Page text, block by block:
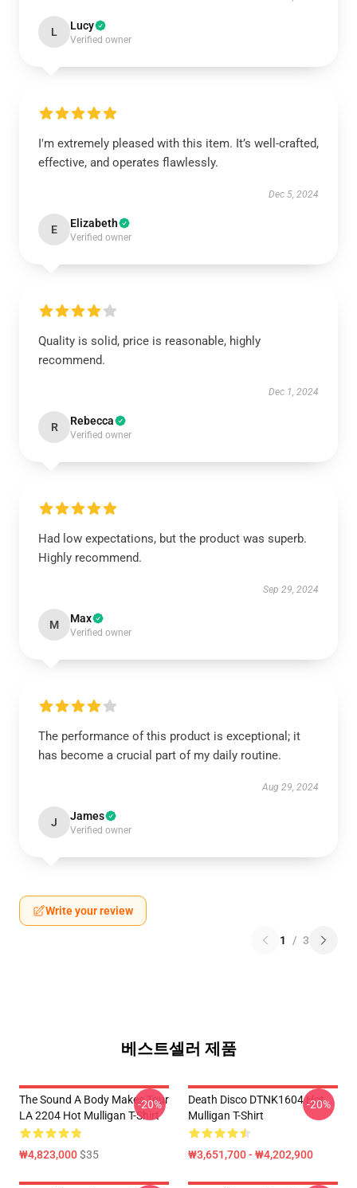
L Lucy
Verified owner
I'm extremely pleased with this item. It’s well-crafted,
effective, and operates flawlessly.
Dec 5, 2024
E Elizabeth
Verified owner
Quality is solid, price is reasonable, highly
recommend.
Dec 1, 2024
R Rebecca
Verified owner
Had low expectations, but the product was superb.
Highly recommend.
Sep 29, 2024
M Max
Verified owner
The performance of this product is exceptional; it
has become a crucial part of my daily routine.
Aug 29, 2024
J James
Verified owner
Write your review
1 / 3
베스트셀러 제품
The Sound A Body Makes Tour
LA 2204 Hot Mulligan T-Shirt
₩4,823,000$35
-20%
Death Disco DTNK1604 Hot
Mulligan T-Shirt
₩3,651,700 - ₩4,202,900
-20%